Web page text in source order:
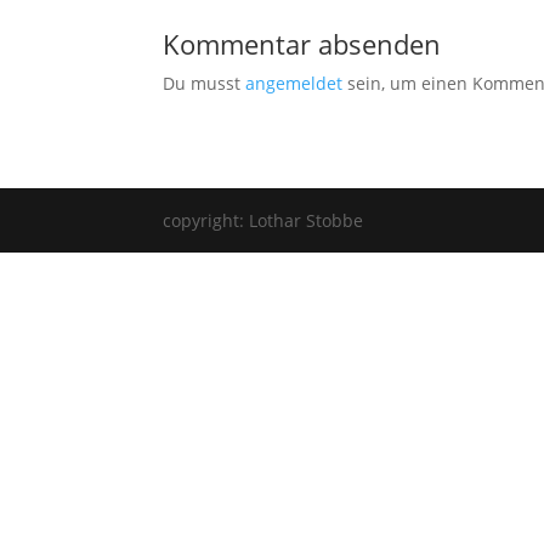
Kommentar absenden
Du musstangemeldet sein, um einen
copyright: Lothar Stobbe